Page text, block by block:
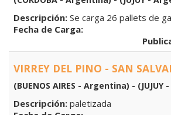
Descripción: Se carga 26 pallets de
Fecha de Carga:
VIRREY DEL PINO - SAN
(BUENOS AIRES - Argentina) -
Descripción: paletizada